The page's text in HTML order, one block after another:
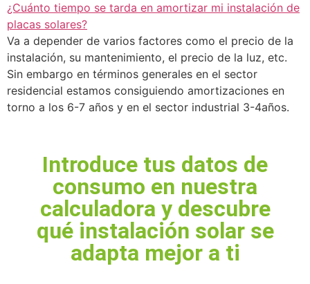
¿Cuánto tiempo se tarda en amortizar mi instalación de
placas solares?
Va a depender de varios factores como el precio de la
instalación, su mantenimiento, el precio de la luz, etc.
Sin embargo en términos generales en el sector
residencial estamos consiguiendo amortizaciones en
torno a los 6-7 años y en el sector industrial 3-4años.
Introduce tus datos de
consumo en nuestra
calculadora y descubre
qué instalación solar se
adapta mejor a ti